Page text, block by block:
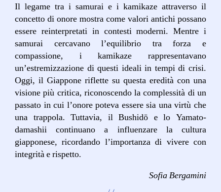
Il legame tra i samurai e i kamikaze attraverso il
concetto di onore mostra come valori antichi possano
essere reinterpretati in contesti moderni. Mentre i
samurai cercavano l’equilibrio tra forza e
compassione, i kamikaze rappresentavano
un’estremizzazione di questi ideali in tempi di crisi.
Oggi, il Giappone riflette su questa eredità con una
visione più critica, riconoscendo la complessità di un
passato in cui l’onore poteva essere sia una virtù che
una trappola. Tuttavia, il Bushidō e lo Yamato-
damashii continuano a influenzare la cultura
giapponese, ricordando l’importanza di vivere con
integrità e rispetto.
Sofia Bergamini